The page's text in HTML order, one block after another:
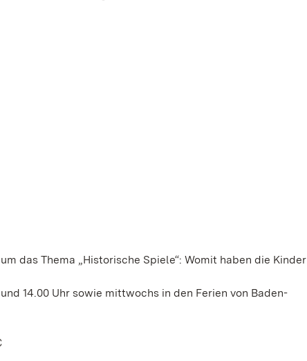
das Thema „Historische Spiele“: Womit haben die Kinder
14.00 Uhr sowie mittwochs in den Ferien von Baden-